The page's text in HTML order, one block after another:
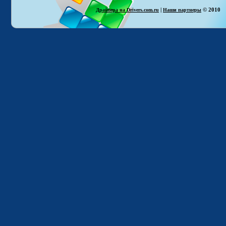
Драйвера на Drivers.com.ru | Наши партнеры © 2010